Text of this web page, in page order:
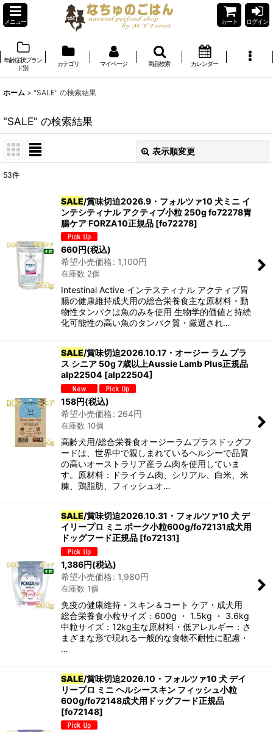
メニュー カート ログイン
年齢症状ブラン
ド別
カテゴリ マイページ 商品検索 カレンダー
ホーム > "SALE" の検索結果
"SALE" の検索結果
表示順変更
在庫あり
並び順
絞り込む
53件
SALE/賞味切迫2026.9・フォルツァ10 犬ミニ イ
ンテシティナル アクティブ小粒 250g fo72278胃
腸ケア FORZA10正規品 [fo72278]
660 円(税込)
希望小売価格: 1,100円
在庫数 2個
Intestinal Active インテスティナル アクティブ胃
腸の健康維持成犬用の総合栄養食主な原材料・動
物性タンパクは魚のみを使用 生物学的価値と持続
化可能性の高い魚のタンパク質・厳選され…
SALE/賞味切迫2026.10.17・オージー ラム プラ
ス シニア 50g 7歳以上Aussie Lamb Plus正規品
alp22504 [alp22504]
158円(税込)
希望小売価格: 264円
在庫数 10個
高齢犬用/総合栄養食オージーラムプラスドッグフ
ードは、世界中で親しまれているヘルシーで品質
の高いオーストラリア産ラム肉を使用していま
す。原材料：ドライラム肉、シリアル、白米、米
糠、鶏脂肪、フィッシュオ…
SALE/賞味切迫2026.10.31・フォルツァ10 犬 デ
イリープロ ミニ ポーク小粒600g/fo72131成犬用
ドッグフード正規品 [fo72131]
1,386円(税込)
希望小売価格: 1,980円
在庫数 1個
免疫の健康維持・スキン＆コート ケア・成犬用
総合栄養食小粒サイズ：600g ・ 1.5kg ・ 3.6kg
中粒サイズ：12kg主な原材料・低アレルギー：さ
まざまな形で現れる一般的な食物不耐性に配慮・
…
SALE/賞味切迫2026.10・フォルツァ10 犬 デイ
リープロ ミニ ヘルシースキン フィッシュ小粒
600g/fo72148成犬用ドッグフード正規品
[fo72148]